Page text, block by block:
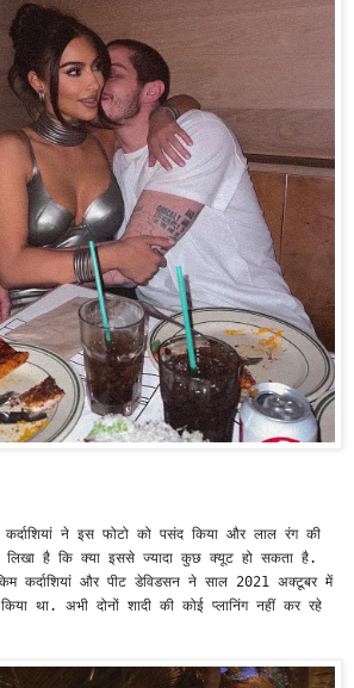
कर्दाशियां ने इस फोटो को पसंद किया और लाल रंग की
लिखा है कि क्या इससे ज्यादा कुछ क्यूट हो सकता है.
कर्दाशियां और पीट डेविडसन ने साल 2021 अक्टूबर में
था. अभी दोनों शादी की कोई प्लानिंग नहीं कर रहे